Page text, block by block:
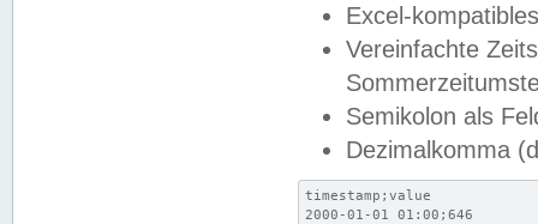
Excel-
Vereinfachte
Semikolon als
Dezimalkomma
timestamp;value
2000-01-01 01:00;646